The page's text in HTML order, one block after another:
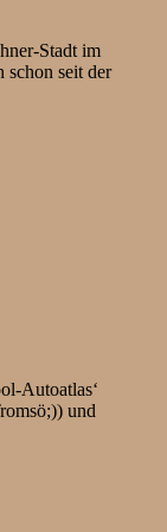
Stadt im
schon seit der
Autoatlas‘
und